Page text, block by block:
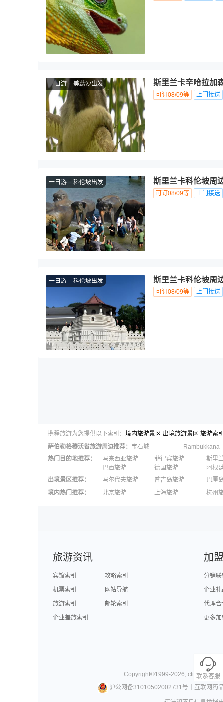
一日游 美蕊沙出发 斯里兰卡辛哈拉加
可订08/09等 上门接送
一日游 科伦坡出发 斯里兰卡科伦坡周
可订08/09等 上门接送
一日游 科伦坡出发 斯里兰卡科伦坡周
可订08/09等 上门接送
携程旅游为您提供以下索引： 境内旅游景区 出境旅游景区 旅游索
萨伯勒格穆沃省旅游周边推荐： 宝石城
Rambukkana
热门目的地推荐： 马来西亚旅游 菲律宾旅游
斯里
巴西旅游
德国旅游
阿根
出境景区推荐： 马尔代夫旅游 普吉岛旅游
巴厘
澳大利亚旅游
毛里求斯旅游
苏梅
境内热门推荐： 北京旅游 上海旅游
杭州
联系客服
旅游资讯
宾馆索引
攻略索引
机票索引
网站导航
旅游索引
邮轮索引
企业差旅索引
加
分销联
企业礼
代理合
更多
Copyright©1999-2026, ctrip.com.
沪公网备31010502002731号
互联网药